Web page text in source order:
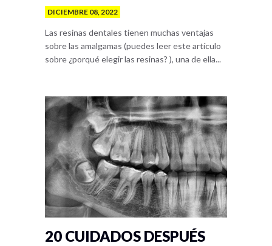
DICIEMBRE 08, 2022
Las resinas dentales tienen muchas ventajas
sobre las amalgamas (puedes leer este artículo
sobre ¿porqué elegir las resinas? ), una de ella...
20 CUIDADOS DESPUÉS